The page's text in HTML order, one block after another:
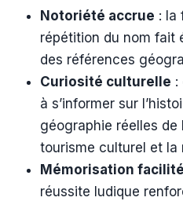
Notoriété accrue : la
répétition du nom fait
des références
Curiosité culturelle :
à s’informer sur
géographie réelles de
tourisme culturel et la
Mémorisation
réussite ludique